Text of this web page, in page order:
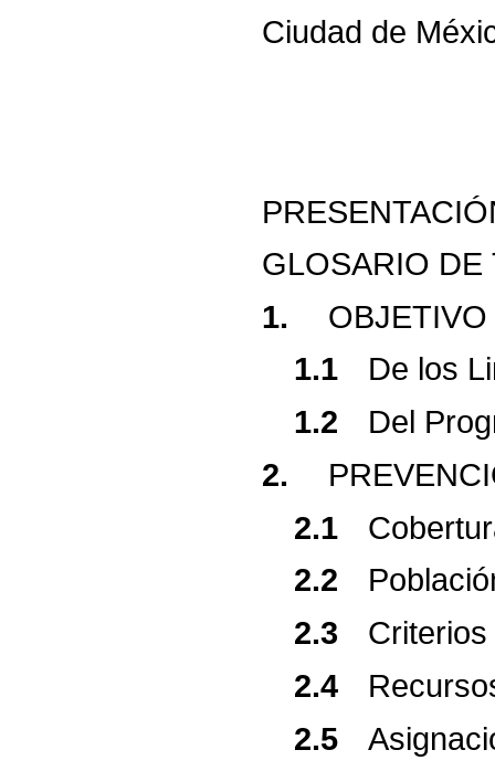
Ciudad de
GLOSARIO DE
1.
OBJETIVO
1.1
De los
1.2
Del
2.
2.1
2.2
2.3
Criterios
2.4
2.5